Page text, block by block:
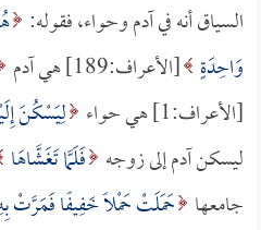
السياق أنه في آدم وحواء، فقوله:
وَاحِدَةٍ [الأعراف:189] هي آدم
[الأعراف:1] هي حواء
لِيَسْكُنَ
ليسكن آدم إلى زوجه فَلَمَّا تَغَشَّاهَا
جامعها حَمَلَتْ حَمْلًا خَفِيفًا فَمَرَّتْ بِهِ